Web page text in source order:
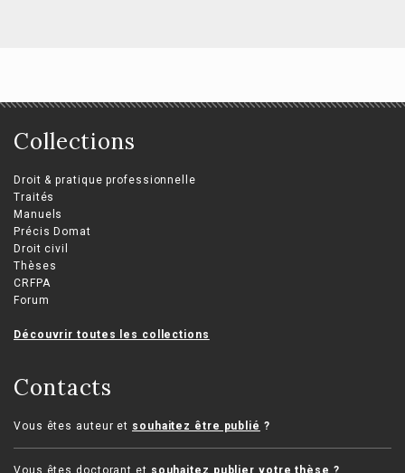
Collections
Droit & pratique professionnelle
Traités
Manuels
Précis Domat
Droit civil
Thèses
CRFPA
Forum
Découvrir toutes les collections
Contacts
Vous êtes auteur et souhaitez être publié ?
Vous êtes doctorant et souhaitez publier votre thèse ?